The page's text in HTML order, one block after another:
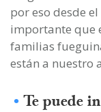
por eso desde
importante que
familias
están a nuestro
Te puede